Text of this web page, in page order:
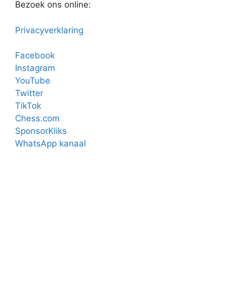
Bezoek ons online:
Privacyverklaring
Facebook
Instagram
YouTube
Twitter
TikTok
Chess.com
SponsorKliks
WhatsApp kanaal